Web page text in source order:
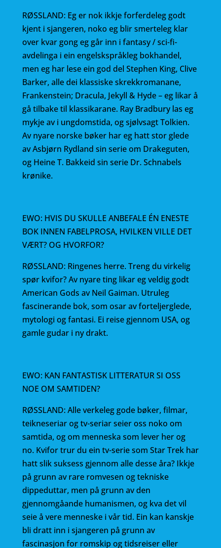
RØSSLAND: Eg er nok ikkje forferdeleg godt
kjent i sjangeren, noko eg blir smerteleg klar
over kvar gong eg går inn i fantasy / sci-fi-
avdelinga i ein engelskspråkleg bokhandel,
men eg har lese ein god del Stephen King, Clive
Barker, alle dei klassiske skrekkromanane,
Frankenstein; Dracula, Jekyll & Hyde – eg likar å
gå tilbake til klassikarane. Ray Bradbury las eg
mykje av i ungdomstida, og sjølvsagt Tolkien.
Av nyare norske bøker har eg hatt stor glede
av Asbjørn Rydland sin serie om Drakeguten,
og Heine T. Bakkeid sin serie Dr. Schnabels
krønike.
EWO: HVIS DU SKULLE ANBEFALE ÉN ENESTE
BOK INNEN FABELPROSA, HVILKEN VILLE DET
VÆRT? OG HVORFOR?
RØSSLAND: Ringenes herre. Treng du virkelig
spør kvifor? Av nyare ting likar eg veldig godt
American Gods av Neil Gaiman. Utruleg
fascinerande bok, som osar av forteljerglede,
mytologi og fantasi. Ei reise gjennom USA, og
gamle gudar i ny drakt.
EWO: KAN FANTASTISK LITTERATUR SI OSS
NOE OM SAMTIDEN?
RØSSLAND: Alle verkeleg gode bøker, filmar,
teikneseriar og tv-seriar seier oss noko om
samtida, og om menneska som lever her og
no. Kvifor trur du ein tv-serie som Star Trek har
hatt slik suksess gjennom alle desse åra? Ikkje
på grunn av rare romvesen og tekniske
dippeduttar, men på grunn av den
gjennomgåande humanismen, og kva det vil
seie å vere menneske i vår tid. Ein kan kanskje
bli dratt inn i sjangeren på grunn av
fascinasjon for romskip og tidsreiser eller